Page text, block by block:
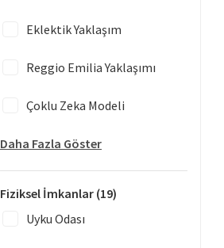
Eklektik Yaklaşım
Reggio Emilia Yaklaşımı
Çoklu Zeka Modeli
Daha Fazla Göster
Fiziksel İmkanlar (19)
Uyku Odası